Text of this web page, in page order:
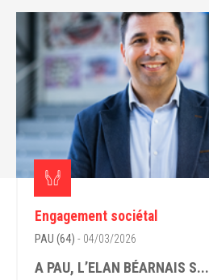
Engagement sociétal
PAU (64) - 04/03/2026
A PAU, L’ELAN BÉARNAIS S...